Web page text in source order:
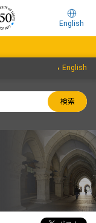
English
English
検索